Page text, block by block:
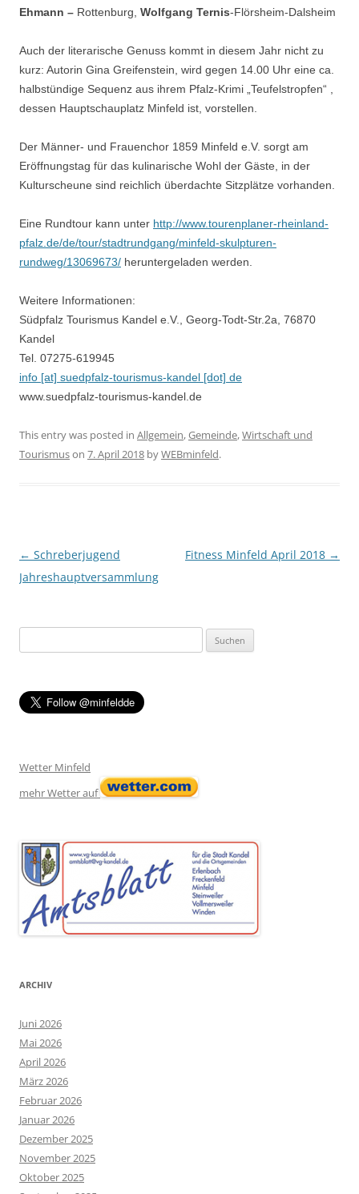
Ehmann – Rottenburg, Wolfgang Ternis-Flörsheim-Dalsheim
Auch der literarische Genuss kommt in diesem Jahr nicht zu
kurz: Autorin Gina Greifenstein, wird gegen 14.00 Uhr eine ca.
halbstündige Sequenz aus ihrem Pfalz-Krimi „Teufelstropfen“ ,
dessen Hauptschauplatz Minfeld ist, vorstellen.
Der Männer- und Frauenchor 1859 Minfeld e.V. sorgt am
Eröffnungstag für das kulinarische Wohl der Gäste, in der
Kulturscheune sind reichlich überdachte Sitzplätze vorhanden.
Eine Rundtour kann unter http://www.tourenplaner-rheinland-
pfalz.de/de/tour/stadtrundgang/minfeld-skulpturen-
rundweg/13069673/ heruntergeladen werden.
Weitere Informationen:
Südpfalz Tourismus Kandel e.V., Georg-Todt-Str.2a, 76870
Kandel
Tel. 07275-619945
info [at] suedpfalz-tourismus-kandel [dot] de
www.suedpfalz-tourismus-kandel.de
This entry was posted in Allgemein,Gemeinde,Wirtschaft und
Tourismuson 7. April 2018 byWEBminfeld.
Post navigation
← Schreberjugend
Jahreshauptversammlung
Fitness Minfeld April 2018 →
nach:
Wetter Minfeld
mehr Wetter auf
ARCHIV
Juni 2026
Mai 2026
April 2026
März 2026
Februar 2026
Januar 2026
Dezember 2025
November 2025
Oktober 2025